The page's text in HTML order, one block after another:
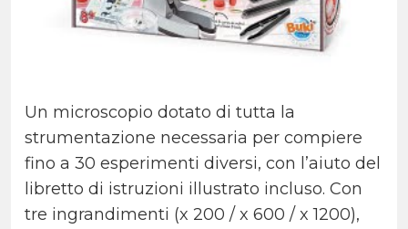
Un microscopio dotato di tutta la
strumentazione necessaria per compiere
fino a 30 esperimenti diversi, con l’aiuto del
libretto di istruzioni illustrato incluso. Con
tre ingrandimenti (x 200 / x 600 / x 1200),